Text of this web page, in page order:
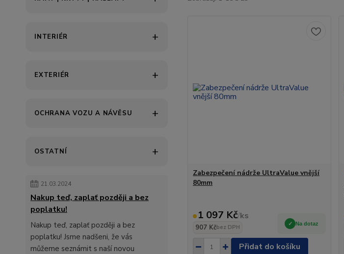
INTERIÉR
EXTERIÉR
OCHRANA VOZU A NÁVĚSU
OSTATNÍ
21.03.2024
Nakup teď, zaplať později a bez
poplatku!
Nakup teď, zaplať později a bez
poplatku! Jsme nadšeni, že vás
můžeme seznámit s naší novou
Zabezpečení nádrže UltraValue vnější
80mm
1 097 Kč/ks
907 Kčbez DPH
Na dotaz
Přidat do košíku